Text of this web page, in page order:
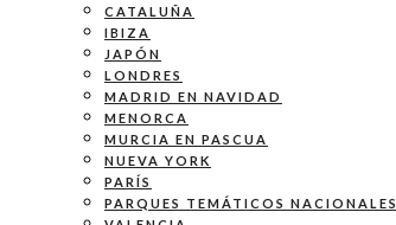
CATALUÑA
IBIZA
JAPÓN
LONDRES
MADRID EN NAVIDAD
MENORCA
MURCIA EN PASCUA
NUEVA YORK
PARÍS
PARQUES TEMÁTICOS NACIONALES